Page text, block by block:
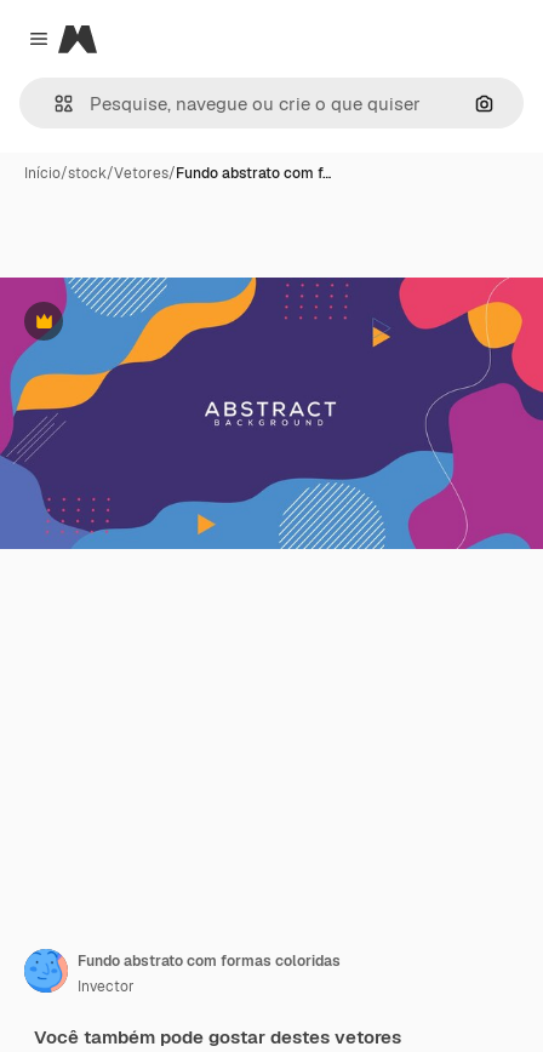
Close menu
Magnific
Início/stock/Vetores/Fundo abstrato com f…
Premium
Fundo abstrato com formas coloridas
Invector
Você também pode gostar destes vetores